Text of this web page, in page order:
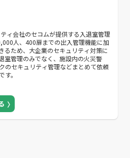
ィ会社のセコムが提供する入退室管理
人、400扉までの出入管理機能に加
るため、大企業のセキュリティ対策に
室管理のみでなく、施設内の火災警
のセキュリティ管理などまとめて依頼
。